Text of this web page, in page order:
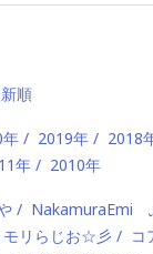
順
2019年 2018
年 2010年
NakamuraEmi
リらじお☆彡 コ